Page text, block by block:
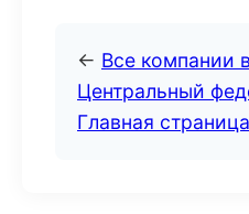
← Все компании
Центральный
Главная страница